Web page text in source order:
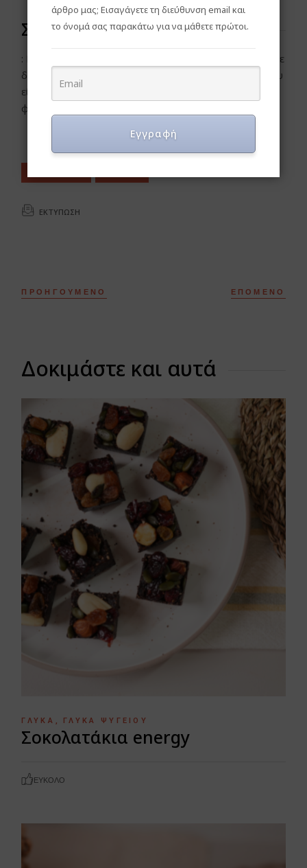
Σημειώσεις
: Μπορούμε να αντικαταστήσουμε τους χουρμάδες με
δαμάσκηνα όπως επίσης να χρησιμοποιήσουμε άλλου
είδους ξηρούς καρπούς όπως καρύδα, αμύγδαλα,
φυστίκια, κάσιους.
ΕΚΤΎΠΩΣΗ
ΠΡΟΗΓΟΎΜΕΝΟ ΕΠΌΜΕΝΟ
Δοκιμάστε και αυτά
ΓΛΥΚΆ ΓΛΥΚΆ ΨΥΓΕΊΟΥ
Σοκολατάκια energy
ΕΎΚΟΛΟ
άρθρο μας; Εισαγάγετε τη διεύθυνση email και
το όνομά σας παρακάτω για να μάθετε πρώτοι.
Εγγραφή